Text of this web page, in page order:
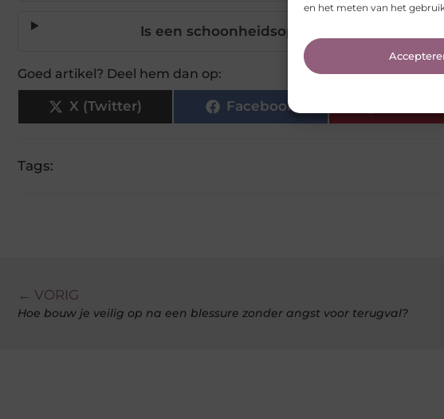
en het meten van het
Is een schoonheidsopleidingen goed te
Goed artikel? Deel hem dan op:
X (Twitter) Facebook
Tags:
← VORIG
Hoe bouw je veilig op na een blessure zonder angst voor terugval?